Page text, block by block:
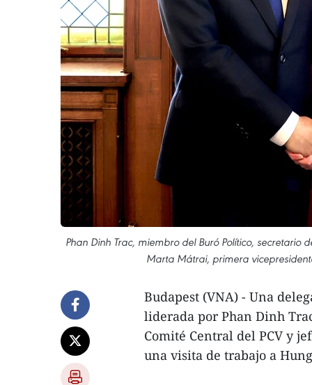
Phan Dinh Trac, miembro del Buró Político, secretario
Marta Mátrai, primera
Budapest (VNA) - Una
liderada por Phan Dinh
Comité Central del PCV y
una visita de trabajo a